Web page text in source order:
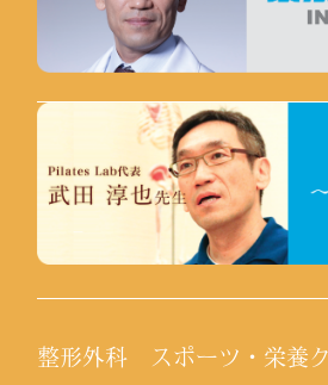
整形外科 スポーツ・栄養